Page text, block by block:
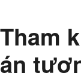
Tham
án